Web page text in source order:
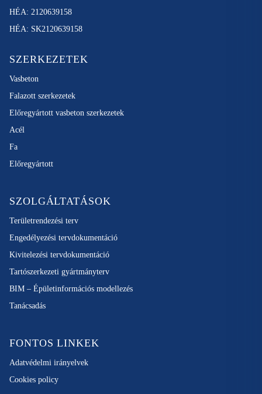
HÉA: 2120639158
HÉA: SK2120639158
SZERKEZETEK
Vasbeton
Falazott szerkezetek
Előregyártott vasbeton szerkezetek
Acél
Fa
Előregyártott
SZOLGÁLTATÁSOK
Területrendezési terv
Engedélyezési tervdokumentáció
Kivitelezési tervdokumentáció
Tartószerkezeti gyártmányterv
BIM – Épületinformációs modellezés
Tanácsadás
FONTOS LINKEK
Adatvédelmi irányelvek
Cookies policy